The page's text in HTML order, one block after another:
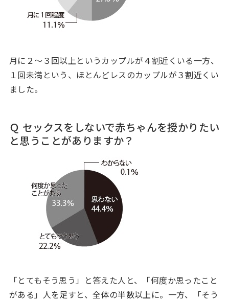
月に２〜３回以上というカップルが４割近くいる一方、
１回未満という、ほとんどレスのカップルが３割近くい
ました。
Ｑ セックスをしないで赤ちゃんを授かりたい
と思うことがありますか？
「とてもそう思う」と答えた人と、「何度か思ったこと
がある」人を足すと、全体の半数以上に。一方、「そう